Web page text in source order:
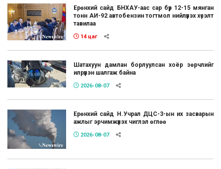
Ерөнхий сайд БНХАУ-аас сар бүр 12-15 мянган
тонн АИ-92 автобензин тогтмол нийлүүлэх хүсэлт
тавилаа
14 цаг
Шатахуун дамлан борлуулсан хоёр зөрчлийг
илрүүлэн шалгаж байна
2026-08-07
Ерөнхий сайд Н.Учрал ДЦС-3-ын их засварын
ажлыг эрчимжүүлэх чиглэл өглөө
2026-08-07